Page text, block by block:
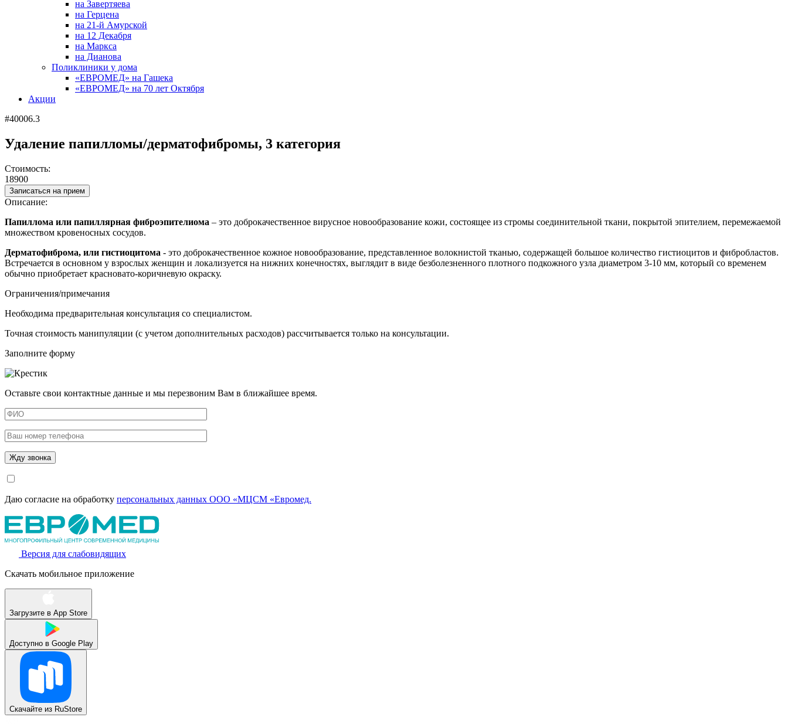
на Завертяева
на Герцена
на 21-й Амурской
на 12 Декабря
на Маркса
на Дианова
Поликлиники у дома
«ЕВРОМЕД» на Гашека
«ЕВРОМЕД» на 70 лет Октября
Акции
#40006.3
Удаление папилломы/дерматофибромы, 3 категория
Стоимость:
18900
Записаться на прием
Описание:
Папиллома или папиллярная фиброэпителиома – это доброкачественное вирусное новообразование кожи, состоящее из стромы соединительной ткани, покрытой эпителием, перемежаемой
множеством кровеносных сосудов.
Дерматофиброма, или гистиоцитома - это доброкачественное кожное новообразование, представленное волокнистой тканью, содержащей большое количество гистиоцитов и фибробластов.
Встречается в основном у взрослых женщин и локализуется на нижних конечностях, выглядит в виде безболезненного плотного подкожного узла диаметром 3-10 мм, который со временем
обычно приобретает красновато-коричневую окраску.
Ограничения/примечания
Необходима предварительная консультация со специалистом.
Точная стоимость манипуляции (с учетом дополнительных расходов) рассчитывается только на консультации.
Заполните форму
Оставьте свои контактные данные и мы перезвоним Вам в ближайшее время.
Даю согласие на обработку персональных данных ООО «МЦСМ «Евромед.
Версия для слабовидящих
Скачать мобильное приложение
Загрузите в App Store
Доступно в Google Play
Скачайте из RuStore